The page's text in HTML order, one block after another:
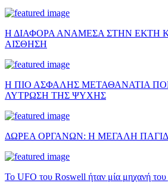
Η ΔΙΑΦΟΡΑ ΑΝΑΜΕΣΑ ΣΤΗΝ ΕΚΤΗ
ΑΙΣΘΗΣΗ
Η ΠΙΟ ΑΣΦΑΛΗΣ ΜΕΤΑΘΑΝΑΤΙΑ
ΛΥΤΡΩΣΗ ΤΗΣ ΨΥΧΗΣ
ΔΩΡΕΑ ΟΡΓΑΝΩΝ: Η ΜΕΓΑΛΗ
Το UFO του Roswell ήταν μία μηχανή του